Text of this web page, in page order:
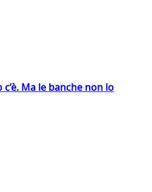
Ma le banche non lo